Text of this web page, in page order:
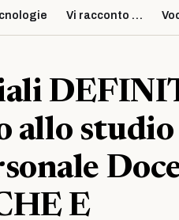
Vi racconto …
allo studio
E